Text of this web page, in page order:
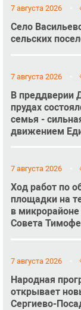
7 августа 2026
Село
сельских
7 августа 2026
В преддверии
прудах
семья -
движением
7 августа 2026
Ход работ по
площадки на
в
Совета
7 августа 2026
Народная
открывает
Сергиево-